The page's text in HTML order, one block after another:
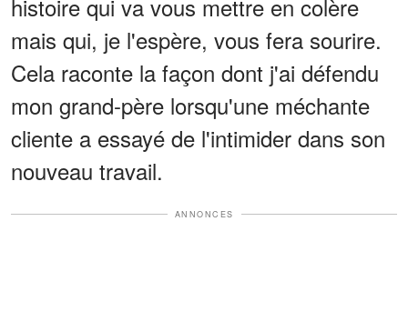
histoire qui va vous mettre en colère
mais qui, je l'espère, vous fera sourire.
Cela raconte la façon dont j'ai défendu
mon grand-père lorsqu'une méchante
cliente a essayé de l'intimider dans son
nouveau travail.
ANNONCES